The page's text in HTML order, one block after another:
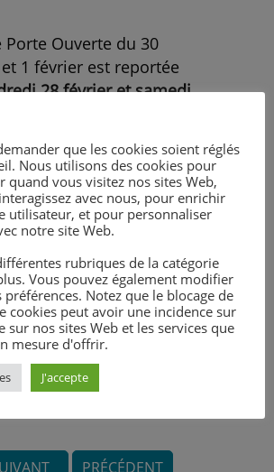
Porte Ouverte du 30
1 février est reportée
28 février et samedi
PRÉCÉDENT
que les cookies soient réglés
Nous utilisons des cookies pour
quand vous visitez nos sites Web,
avec nous, pour enrichir
utilisateur, et pour personnaliser
notre site Web.
rubriques de la catégorie
Vous pouvez également modifier
préférences. Notez que le blocage de
cookies peut avoir une incidence sur
sur nos sites Web et les services que
mesure d'offrir.
J'accepte